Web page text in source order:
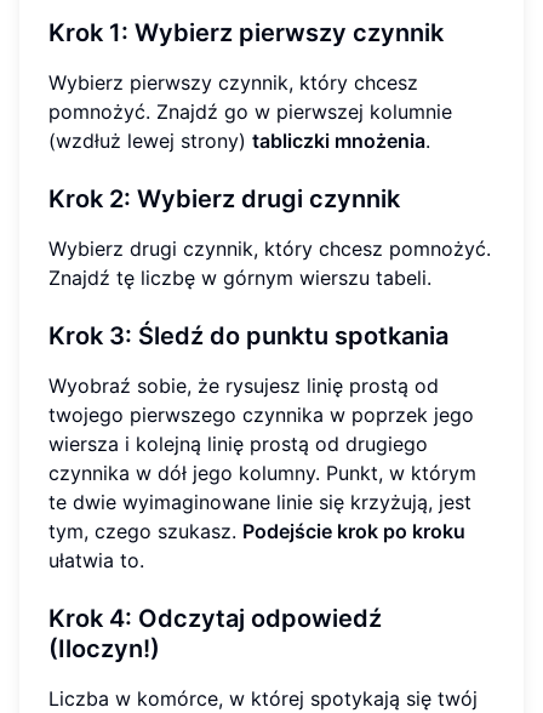
Krok 1: Wybierz pierwszy czynnik
Wybierz pierwszy czynnik, który chcesz
pomnożyć. Znajdź go w pierwszej kolumnie
(wzdłuż lewej strony) tabliczki mnożenia.
Krok 2: Wybierz drugi czynnik
Wybierz drugi czynnik, który chcesz pomnożyć.
Znajdź tę liczbę w górnym wierszu tabeli.
Krok 3: Śledź do punktu spotkania
Wyobraź sobie, że rysujesz linię prostą od
twojego pierwszego czynnika w poprzek jego
wiersza i kolejną linię prostą od drugiego
czynnika w dół jego kolumny. Punkt, w którym
te dwie wyimaginowane linie się krzyżują, jest
tym, czego szukasz. Podejście krok po kroku
ułatwia to.
Krok 4: Odczytaj odpowiedź
(Iloczyn!)
Liczba w komórce, w której spotykają się twój